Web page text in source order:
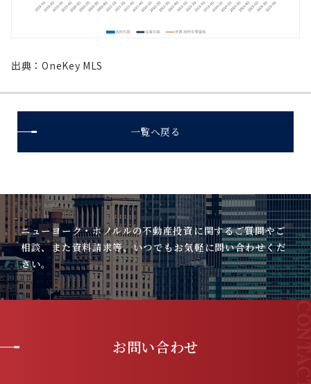
出典：OneKey MLS
一覧へ戻る
ニューヨーク・ホノルルの不動産投資に関するご質問やご
相談、また資料請求等、いつでもお気軽に問い合わせくだ
さい。
お問い合わせ